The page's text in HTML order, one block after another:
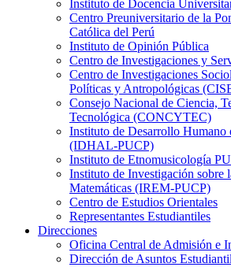
Instituto de Docencia
Centro Preuniversitario de la
Católica del Perú
Instituto de Opinión Pública
Centro de Investigaciones y
Centro de Investigaciones
Políticas y Antropológicas
Consejo Nacional de Ciencia,
Tecnológica (CONCYTEC)
Instituto de Desarrollo Humano
(IDHAL-PUCP)
Instituto de Etnomusicología
Instituto de Investigación sobre
Matemáticas (IREM-PUCP)
Centro de Estudios Orientales
Representantes Estudiantiles
Direcciones
Oficina Central de Admisión e
Dirección de Asuntos